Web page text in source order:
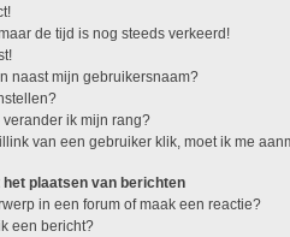
de tijd is nog steeds verkeerd!
naast mijn gebruikersnaam?
ik mijn rang?
van een gebruiker klik, moet ik me
plaatsen van berichten
in een forum of maak een reactie?
een bericht?